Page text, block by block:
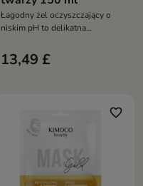
Łagodny żel oczyszczający o
niskim pH to delikatna
usuwa zanieczyszczenia,
jednocześnie nawilżając i
13,49 £
favorite_border